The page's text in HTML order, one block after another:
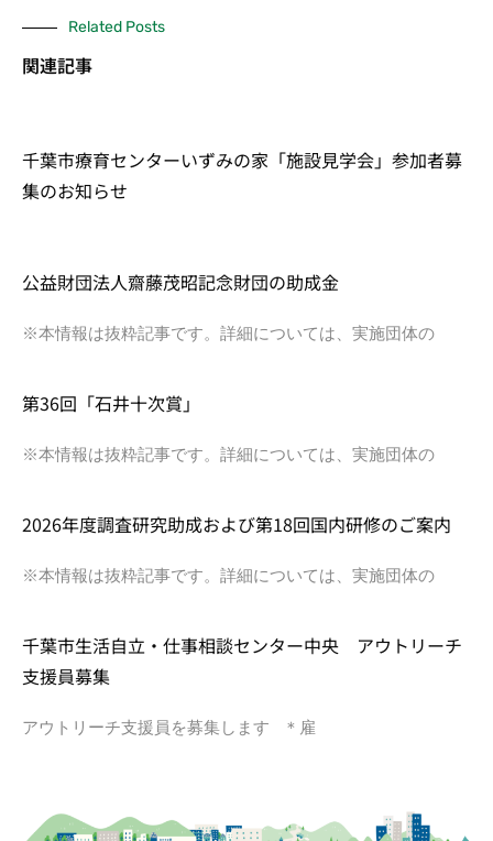
Related Posts
関連記事
千葉市療育センターいずみの家「施設見学会」参加者募
集のお知らせ
公益財団法人齋藤茂昭記念財団の助成金
※本情報は抜粋記事です。詳細については、実施団体の
第36回「石井十次賞」
※本情報は抜粋記事です。詳細については、実施団体の
2026年度調査研究助成および第18回国内研修のご案内
※本情報は抜粋記事です。詳細については、実施団体の
千葉市生活自立・仕事相談センター中央 アウトリーチ
支援員募集
アウトリーチ支援員を募集します ＊雇